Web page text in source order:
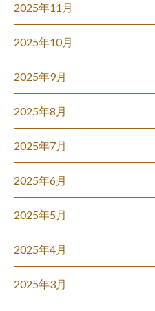
2025年11月
2025年10月
2025年9月
2025年8月
2025年7月
2025年6月
2025年5月
2025年4月
2025年3月